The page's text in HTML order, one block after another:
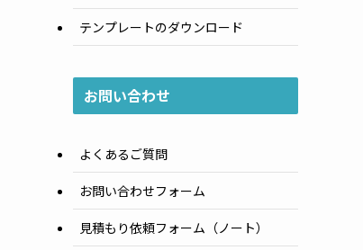
テンプレートのダウンロード
お問い合わせ
よくあるご質問
お問い合わせフォーム
見積もり依頼フォーム（ノート）